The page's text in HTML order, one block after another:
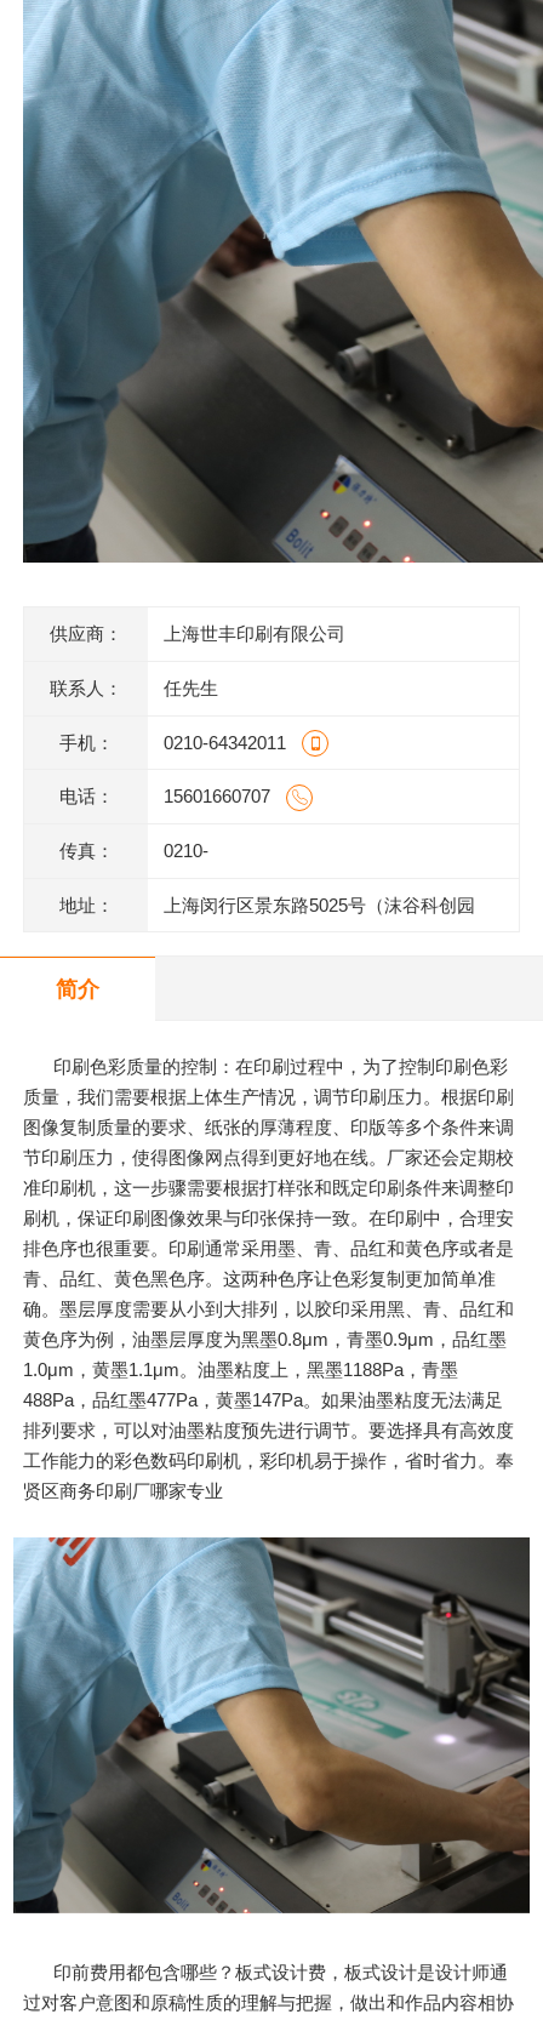
供应商： 上海世丰印刷有限公司
联系人： 任先生
手机： 0210-64342011
电话： 15601660707
传真： 0210-
地址： 上海闵行区景东路5025号（沫谷科创园
简介
印刷色彩质量的控制：在印刷过程中，为了控制印刷色彩
质量，我们需要根据上体生产情况，调节印刷压力。根据印刷
图像复制质量的要求、纸张的厚薄程度、印版等多个条件来调
节印刷压力，使得图像网点得到更好地在线。厂家还会定期校
准印刷机，这一步骤需要根据打样张和既定印刷条件来调整印
刷机，保证印刷图像效果与印张保持一致。在印刷中，合理安
排色序也很重要。印刷通常采用墨、青、品红和黄色序或者是
青、品红、黄色黑色序。这两种色序让色彩复制更加简单准
确。墨层厚度需要从小到大排列，以胶印采用黑、青、品红和
黄色序为例，油墨层厚度为黑墨0.8μm，青墨0.9μm，品红墨
1.0μm，黄墨1.1μm。油墨粘度上，黑墨1188Pa，青墨
488Pa，品红墨477Pa，黄墨147Pa。如果油墨粘度无法满足
排列要求，可以对油墨粘度预先进行调节。要选择具有高效度
工作能力的彩色数码印刷机，彩印机易于操作，省时省力。奉
贤区商务印刷厂哪家专业
印前费用都包含哪些？板式设计费，板式设计是设计师通
过对客户意图和原稿性质的理解与把握，做出和作品内容相协